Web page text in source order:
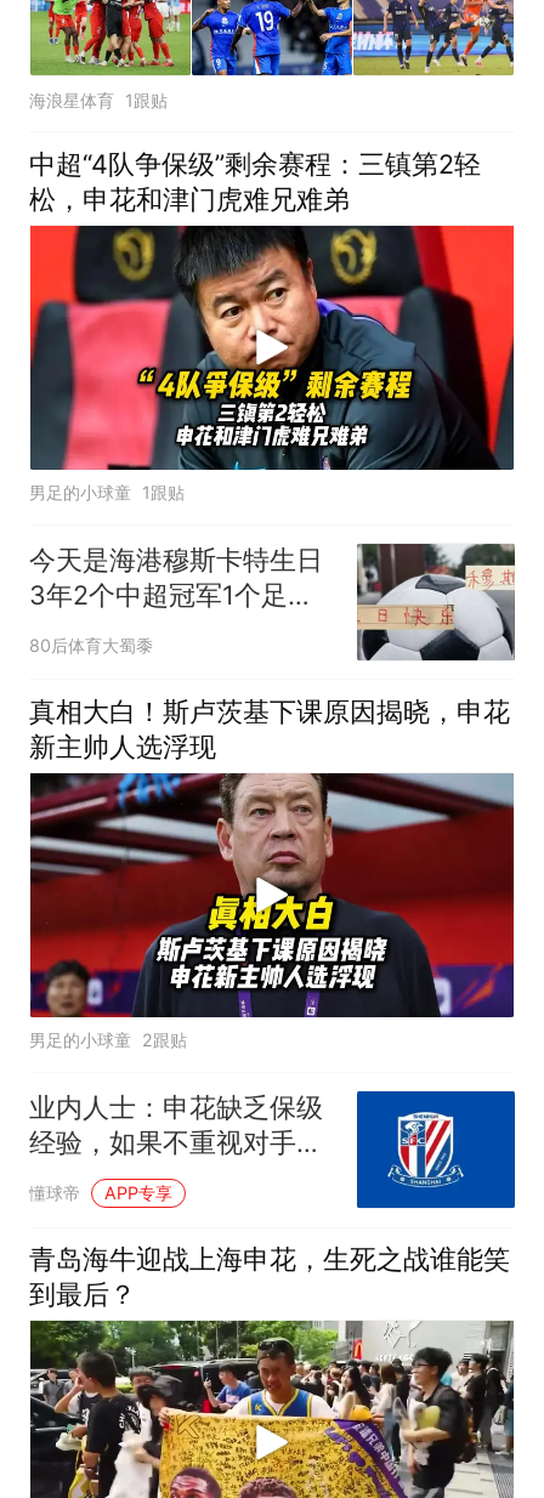
海浪星体育 1跟贴
中超“4队争保级”剩余赛程：三镇第2轻
松，申花和津门虎难兄难弟
男足的小球童 1跟贴
今天是海港穆斯卡特生日
3年2个中超冠军1个足协
80后体育大蜀黍
真相大白！斯卢茨基下课原因揭晓，申花
新主帅人选浮现
男足的小球童 2跟贴
业内人士：申花缺乏保级
经验，如果不重视对手会
更危险
懂球帝 APP专享
青岛海牛迎战上海申花，生死之战谁能笑
到最后？